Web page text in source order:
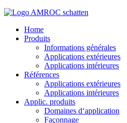
Home
Produits
Informations générales
Applications extérieures
Applications intérieures
Références
Applications extérieures
Applications intérieures
Applic. produits
Domaines d‘application
Façonnage